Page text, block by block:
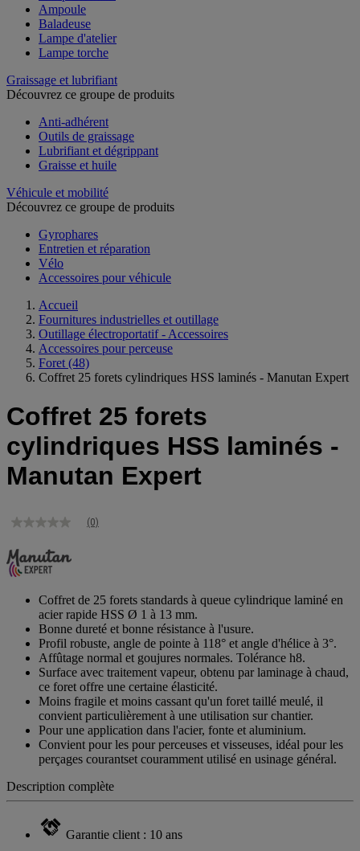
Ampoule
Baladeuse
Lampe d'atelier
Lampe torche
Graissage et lubrifiant
Découvrez ce groupe de produits
Anti-adhérent
Outils de graissage
Lubrifiant et dégrippant
Graisse et huile
Véhicule et mobilité
Découvrez ce groupe de produits
Gyrophares
Entretien et réparation
Vélo
Accessoires pour véhicule
Accueil
Fournitures industrielles et outillage
Outillage électroportatif - Accessoires
Accessoires pour perceuse
Foret (48)
Coffret 25 forets cylindriques HSS laminés - Manutan Expert
Coffret 25 forets
cylindriques HSS laminés -
Manutan Expert
Aucune
de
notation
Lien
même
page.
(0)
Coffret de 25 forets standards à queue cylindrique laminé en
acier rapide HSS Ø 1 à 13 mm.
Bonne dureté et bonne résistance à l'usure.
Profil robuste, angle de pointe à 118° et angle d'hélice à 3°.
Affûtage normal et goujures normales. Tolérance h8.
Surface avec traitement vapeur, obtenu par laminage à chaud,
ce foret offre une certaine élasticité.
Moins fragile et moins cassant qu'un foret taillé meulé, il
convient particulièrement à une utilisation sur chantier.
Pour une application dans l'acier, fonte et aluminium.
Convient pour les pour perceuses et visseuses, idéal pour les
perçages courantset couramment utilisé en usinage général.
Description complète
Garantie client : 10 ans